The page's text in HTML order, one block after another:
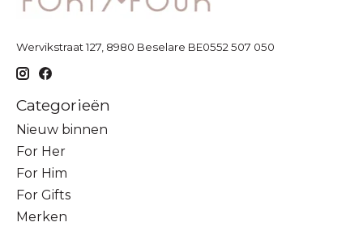
Wervikstraat 127, 8980 Beselare BE0552 507 050
Categorieën
Nieuw binnen
For Her
For Him
For Gifts
Merken